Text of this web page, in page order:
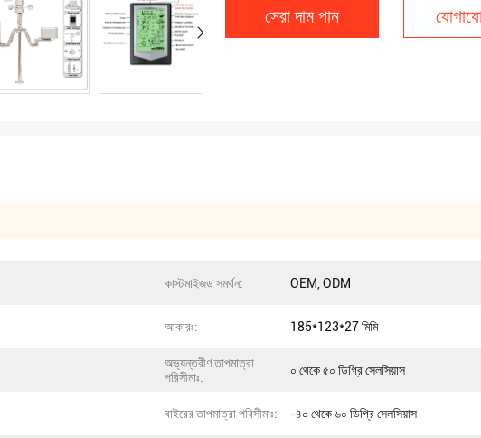
সেরা দাম পান
কাস্টমাইজড সমর্থন: OEM, ODM
আকারঃ: 185*123*27 মিমি
অভ্যন্তরীণ তাপমাত্রা
পরিসীমাঃ:
০ থেকে ৫০ ডিগ্রি সেলসিয়াস
বাইরের তাপমাত্রা পরিসীমাঃ: -৪০ থেকে ৬০ ডিগ্রি সেলসিয়াস